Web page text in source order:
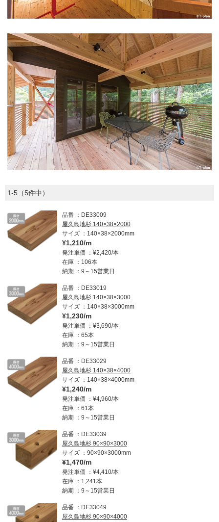
1-5（5件中）
品番
DE33009
屋久島地杉 140×38×2000
サイズ
140×38×2000mm
¥1,210/m
発注単価
¥2,420/本
在庫
106本
納期
9～15営業日
品番
DE33019
屋久島地杉 140×38×3000
サイズ
140×38×3000mm
¥1,230/m
発注単価
¥3,690/本
在庫
65本
納期
9～15営業日
品番
DE33029
屋久島地杉 140×38×4000
サイズ
140×38×4000mm
¥1,240/m
発注単価
¥4,960/本
在庫
61本
納期
9～15営業日
品番
DE33039
屋久島地杉 90×90×3000
サイズ
90×90×3000mm
¥1,470/m
発注単価
¥4,410/本
在庫
1,241本
納期
9～15営業日
品番
DE33049
屋久島地杉 90×90×4000